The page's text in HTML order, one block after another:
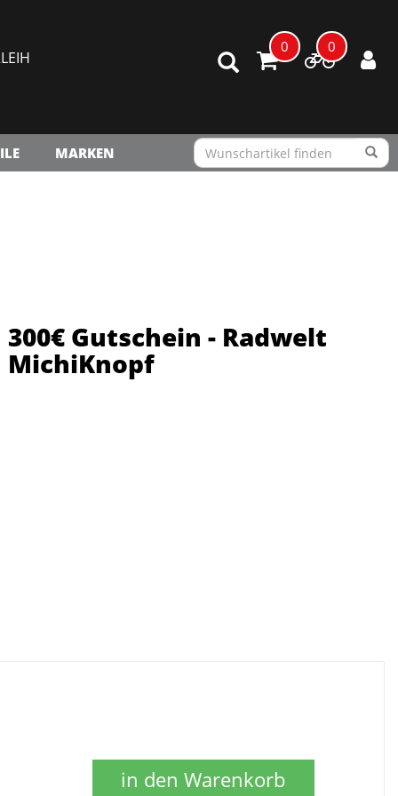
0 0
MARKEN
300€ Gutschein - Radwelt
MichiKnopf
in den Warenkorb